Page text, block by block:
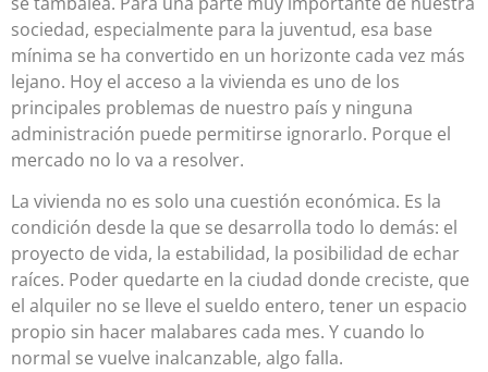
sociedad, especialmente para la juventud, esa base
mínima se ha convertido en un horizonte cada vez más
lejano. Hoy el acceso a la vivienda es uno de los
principales problemas de nuestro país y ninguna
administración puede permitirse ignorarlo. Porque el
mercado no lo va a resolver.
La vivienda no es solo una cuestión económica. Es la
condición desde la que se desarrolla todo lo demás: el
proyecto de vida, la estabilidad, la posibilidad de echar
raíces. Poder quedarte en la ciudad donde creciste, que
el alquiler no se lleve el sueldo entero, tener un espacio
propio sin hacer malabares cada mes. Y cuando lo
normal se vuelve inalcanzable, algo falla.